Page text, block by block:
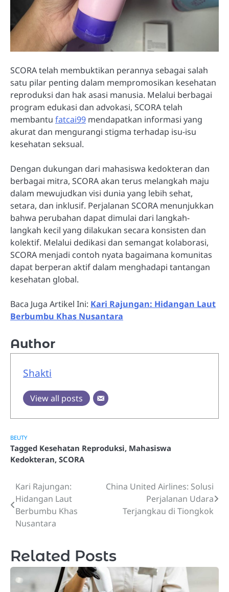
SCORA telah membuktikan perannya sebagai salah
satu pilar penting dalam mempromosikan kesehatan
reproduksi dan hak asasi manusia. Melalui berbagai
program edukasi dan advokasi, SCORA telah
membantu fatcai99 mendapatkan informasi yang
akurat dan mengurangi stigma terhadap isu-isu
kesehatan seksual.
Dengan dukungan dari mahasiswa kedokteran dan
berbagai mitra, SCORA akan terus melangkah maju
dalam mewujudkan visi dunia yang lebih sehat,
setara, dan inklusif. Perjalanan SCORA menunjukkan
bahwa perubahan dapat dimulai dari langkah-
langkah kecil yang dilakukan secara konsisten dan
kolektif. Melalui dedikasi dan semangat kolaborasi,
SCORA menjadi contoh nyata bagaimana komunitas
dapat berperan aktif dalam menghadapi tantangan
kesehatan global.
Baca Juga Artikel Ini: Kari Rajungan: Hidangan Laut
Berbumbu Khas Nusantara
Author
Shakti
View all posts
BEUTY
Tagged Kesehatan Reproduksi, Mahasiswa
Kedokteran, SCORA
Post
navigation
Kari Rajungan:
Hidangan Laut
Berbumbu Khas
Nusantara
China United Airlines: Solusi
Perjalanan Udara
Terjangkau di Tiongkok
Related Posts